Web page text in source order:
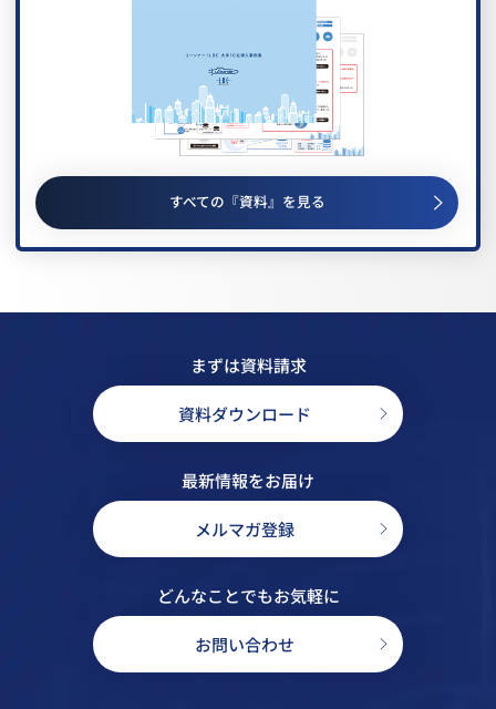
すべての『資料』を見る
まずは資料請求
資料ダウンロード
最新情報をお届け
メルマガ登録
どんなことでもお気軽に
お問い合わせ